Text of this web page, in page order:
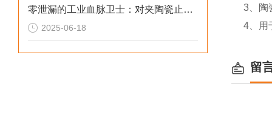
零泄漏的工业血脉卫士：对夹陶瓷止回阀的技术革命与应用突围
2025-06-18
3、陶
4、用
留